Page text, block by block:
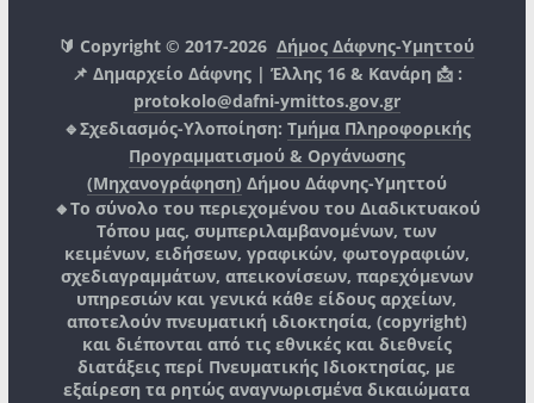
🔰 Copyright © 2017-2026Δήμος Δάφνης-Υμηττού
📌 Δημαρχείο Δάφνης | Έλλης 16 & Κανάρη 📩 :
protokolo@dafni-ymittos.gov.gr
🔹Σχεδιασμός-Υλοποίηση: Τμήμα Πληροφορικής
Προγραμματισμού & Οργάνωσης
(Μηχανογράφηση) Δήμου Δάφνης-Υμηττού
🔸Το σύνολο του περιεχομένου του Διαδικτυακού
Τόπου μας, συμπεριλαμβανομένων, των
κειμένων, ειδήσεων, γραφικών, φωτογραφιών,
σχεδιαγραμμάτων, απεικονίσεων, παρεχόμενων
υπηρεσιών και γενικά κάθε είδους αρχείων,
αποτελούν πνευματική ιδιοκτησία, (copyright)
και διέπονται από τις εθνικές και διεθνείς
διατάξεις περί Πνευματικής Ιδιοκτησίας, με
εξαίρεση τα ρητώς αναγνωρισμένα δικαιώματα